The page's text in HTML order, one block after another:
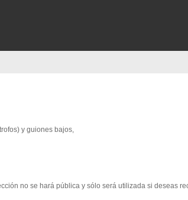
y guiones bajos,
no se hará pública y sólo será utilizada si deseas